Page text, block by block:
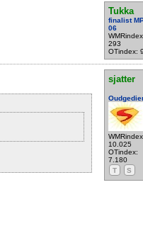
Tukka
finalist
06
293
OTindex:
sjatter
10.025
OTindex:
7.180
T
S